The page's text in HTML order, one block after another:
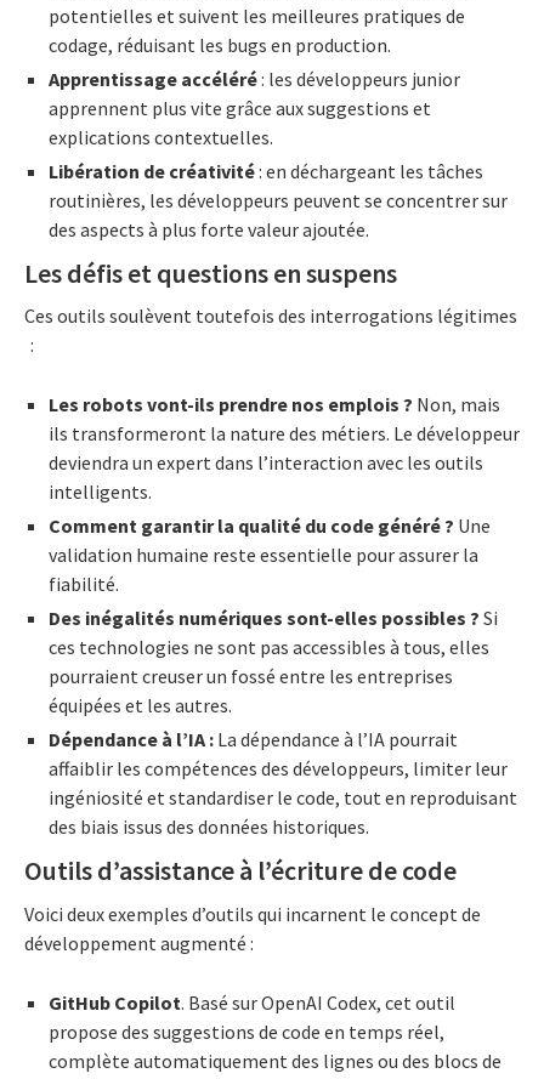
potentielles et suivent les meilleures pratiques de
codage, réduisant les bugs en production.
Apprentissage accéléré: les développeurs junior
apprennent plus vite grâce aux suggestions et
explications contextuelles.
Libération de créativité: en déchargeant les tâches
routinières, les développeurs peuvent se concentrer sur
des aspects à plus forte valeur ajoutée.
Les défis et questions en suspens
Ces outils soulèvent toutefois des interrogations légitimes
:
Les robots vont-ils prendre nos emplois ? Non, mais
ils transformeront la nature des métiers. Le développeur
deviendra un expert dans l’interaction avec les outils
intelligents.
Comment garantir la qualité du code généré? Une
validation humaine reste essentielle pour assurer la
fiabilité.
Des inégalités numériques sont-elles possibles ? Si
ces technologies ne sont pas accessibles à tous, elles
pourraient creuser un fossé entre les entreprises
équipées et les autres.
Dépendance à l’IA : La dépendance à l’IA pourrait
affaiblir les compétences des développeurs, limiter leur
ingéniosité et standardiser le code, tout en reproduisant
des biais issus des données historiques.
Outils d’assistance à l’écriture de code
Voici deux exemples d’outils qui incarnent le concept de
développement augmenté :
GitHub Copilot. Basé sur OpenAI Codex, cet outil
propose des suggestions de code en temps réel,
complète automatiquement des lignes ou des blocs de